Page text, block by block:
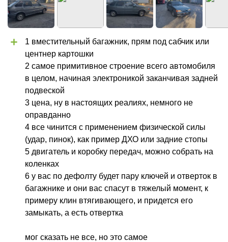
1 вместительный багажник, прям под сабчик или
центнер картошки
2 самое примитивное строение всего автомобиля
в целом, начиная электроникой заканчивая задней
подвеской
3 цена, ну в настоящих реалиях, немного не
оправданно
4 все чинится с применением физической силы
(удар, пинок), как пример ДХО или задние стопы
5 двигатель и коробку передач, можно собрать на
коленках
6 у вас по дефолту будет пару ключей и отверток в
багажнике и они вас спасут в тяжелый момент, к
примеру клин втягивающего, и придется его
замыкать, а есть отвертка
мог сказать не все, но это самое